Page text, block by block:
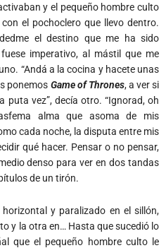
y el pequeño hombre culto
el pochoclero que llevo dentro.
el destino que me ha sido
imperativo, al mástil que me
“Andá a la cocina y hacete unas
ponemos Game of Thrones, a ver si
puta vez”, decía otro. “Ignorad, oh
alma que asoma de mis
cada noche, la disputa entre mis
qué hacer. Pensar o no pensar,
denso para ver en dos tandas
de un tirón.
y paralizado en el sillón,
y la otra en… Hasta que sucedió lo
que el pequeño hombre culto le